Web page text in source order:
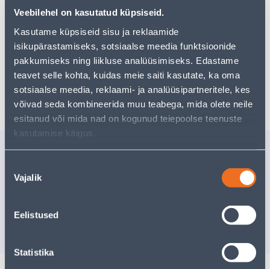
Veebilehel on kasutatud küpsiseid.
Kasutame küpsiseid sisu ja reklaamide
isikupärastamiseks, sotsiaalse meedia funktsioonide
pakkumiseks ning liikluse analüüsimiseks. Edastame
teavet selle kohta, kuidas meie saiti kasutate, ka oma
sotsiaalse meedia, reklaami- ja analüüsipartneritele, kes
võivad seda kombineerida muu teabega, mida olete neile
esitanud või mida nad on kogunud teiepoolse teenuste
kasutamise käigus.
valik
Vajalik
Eelistused
Statistika
uurimistööd saate jätkata, naastesavalehele
kasutades meie võimsat otsingufunktsiooni, et leida
veelgi meelepärasemad valikuid. Head ostlemist!
Tarne pole võimalik
Sarnased tooted
RULOO
Tarne pole